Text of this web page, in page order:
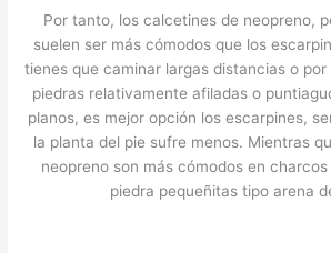
Por tanto, los calcetines de neopreno,
suelen ser más cómodos que los
tienes que caminar largas distancias o
piedras relativamente afiladas o
planos, es mejor opción los escarpines,
la planta del pie sufre menos. Mientras
neopreno son más cómodos en
piedra pequeñitas tipo arena